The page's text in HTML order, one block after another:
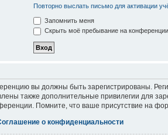
Повторно выслать письмо для активации
Запомнить меня
Скрыть моё пребывание на конференции
вы должны быть зарегистрированы.
также дополнительные привилегии для
Помните, что ваше присутствие на
о конфиденциальности